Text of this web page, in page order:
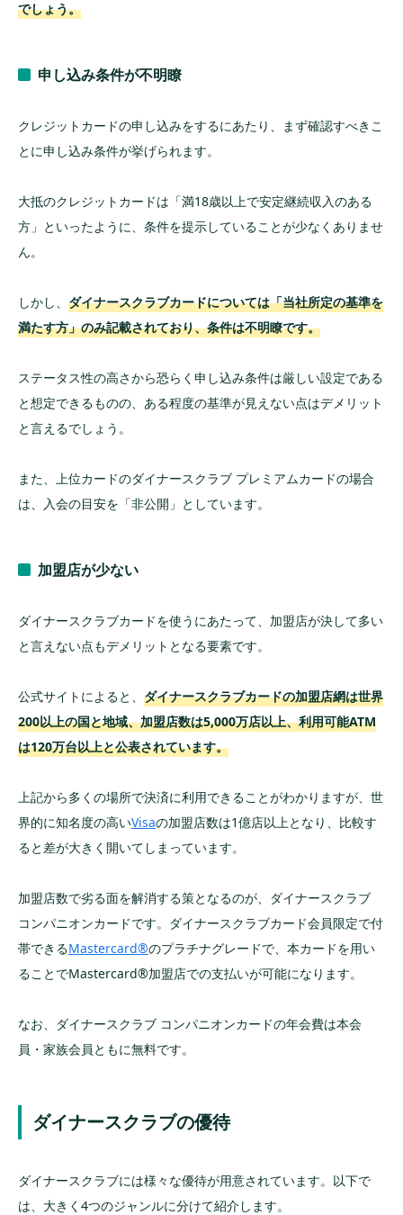
でしょう。
申し込み条件が不明瞭
クレジットカードの申し込みをするにあたり、まず確認すべきこ
とに申し込み条件が挙げられます。
大抵のクレジットカードは「満18歳以上で安定継続収入のある
方」といったように、条件を提示していることが少なくありませ
ん。
しかし、 ダイナースクラブカードについては「当社所定の基準を
満たす方」のみ記載されており、条件は不明瞭です。
ステータス性の高さから恐らく申し込み条件は厳しい設定である
と想定できるものの、ある程度の基準が見えない点はデメリット
と言えるでしょう。
また、上位カードのダイナースクラブ プレミアムカードの場合
は、入会の目安を「非公開」としています。
加盟店が少ない
ダイナースクラブカードを使うにあたって、加盟店が決して多い
と言えない点もデメリットとなる要素です。
公式サイトによると、 ダイナースクラブカードの加盟店網は世界
200以上の国と地域、加盟店数は5,000万店以上、利用可能ATM
は120万台以上と公表されています。
上記から多くの場所で決済に利用できることがわかりますが、世
界的に知名度の高いVisaの加盟店数は1億店以上となり、比較す
ると差が大きく開いてしまっています。
加盟店数で劣る面を解消する策となるのが、ダイナースクラブ
コンパニオンカードです。ダイナースクラブカード会員限定で付
帯できるMastercard®︎のプラチナグレードで、本カードを用い
ることでMastercard®︎加盟店での支払いが可能になります。
なお、ダイナースクラブ コンパニオンカードの年会費は本会
員・家族会員ともに無料です。
ダイナースクラブの優待
ダイナースクラブには様々な優待が用意されています。以下で
は、大きく4つのジャンルに分けて紹介します。